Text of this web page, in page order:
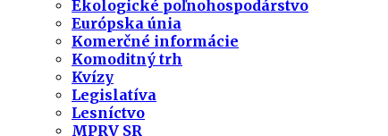
Ekologické poľnohospodárstvo
Európska únia
Komerčné informácie
Komoditný trh
Kvízy
Legislatíva
Lesníctvo
MPRV SR